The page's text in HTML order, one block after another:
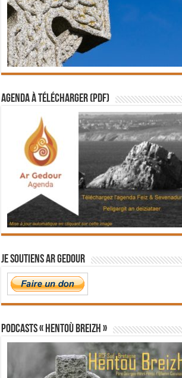
Agenda à télécharger (PDF)
Je soutiens Ar Gedour
PODCASTS « Hentoù Breizh »